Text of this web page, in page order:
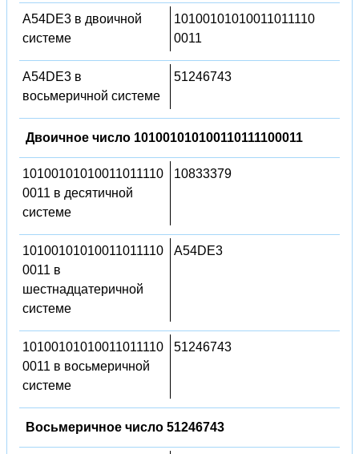
A54DE3 в двоичной
системе
10100101010011011110
0011
A54DE3 в
восьмеричной системе
51246743
Двоичное число 101001010100110111100011
10100101010011011110
0011 в десятичной
системе
10833379
10100101010011011110
0011 в
шестнадцатеричной
системе
A54DE3
10100101010011011110
0011 в восьмеричной
системе
51246743
Восьмеричное число 51246743